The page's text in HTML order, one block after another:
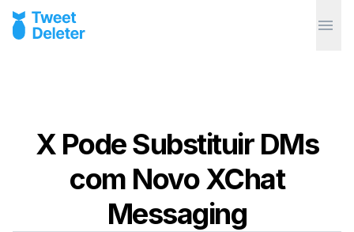
X Pode Substituir DMs
com Novo XChat
Messaging